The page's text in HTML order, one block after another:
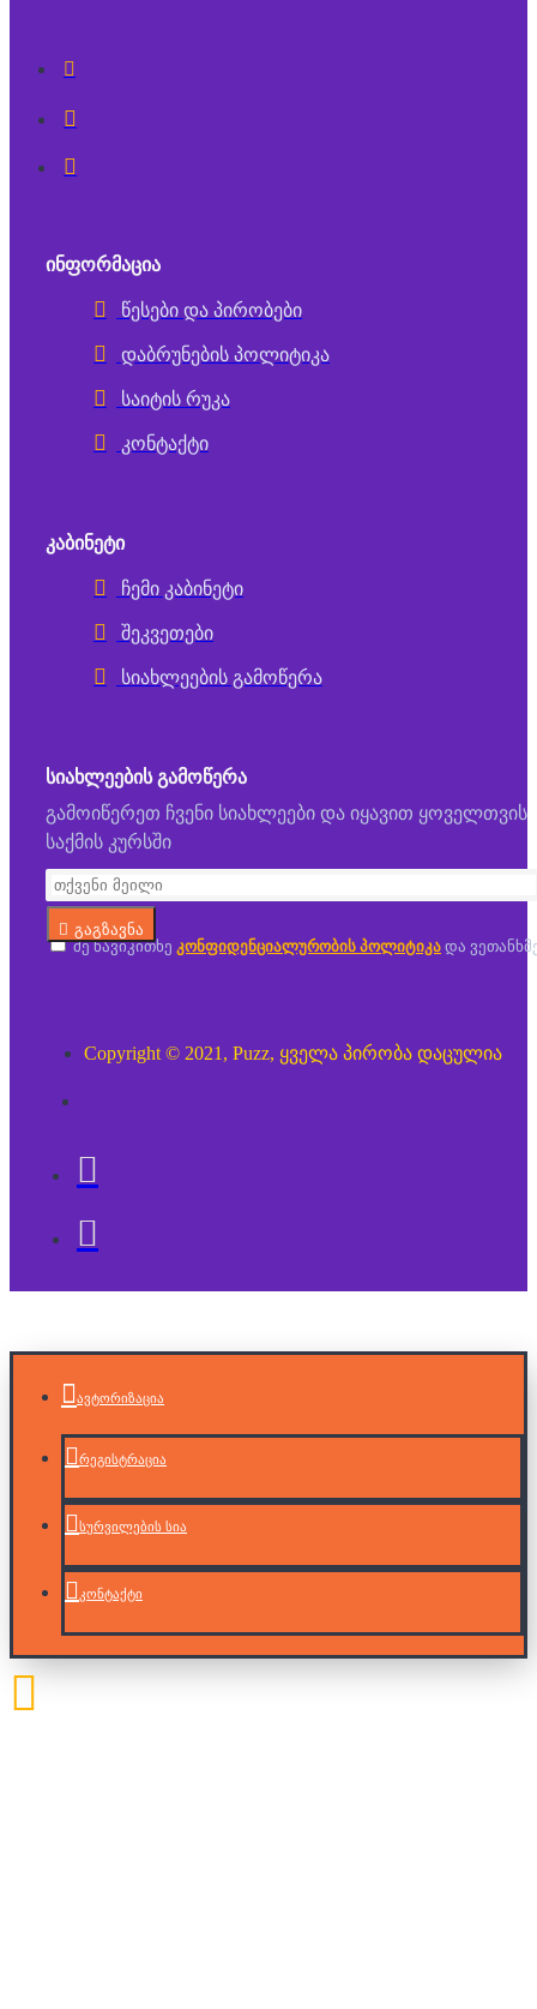
ᲘᲜᲤᲝᲠᲛᲐᲪᲘᲐ
წესები და პირობები
დაბრუნების პოლიტიკა
საიტის რუკა
კონტაქტი
ᲙᲐᲑᲘᲜᲔᲢᲘ
ჩემი კაბინეტი
შეკვეთები
სიახლეების გამოწერა
ᲡᲘᲐᲮᲚᲔᲔᲑᲘᲡ ᲒᲐᲛᲝᲬᲔᲠᲐ
გამოიწერეთ ჩვენი სიახლეები და იყავით ყოველთვის
საქმის კურსში
გაგზავნა
მე წავიკითხე კონფიდენციალურობის პოლიტიკა და
Copyright © 2021, Puzz, ყველა პირობა დაცულია
ავტორიზაცია
რეგისტრაცია
სურვილების სია
კონტაქტი